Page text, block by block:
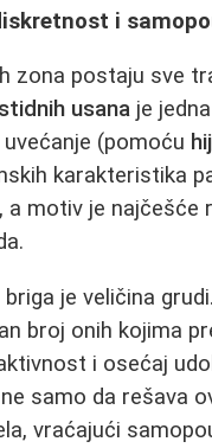
i
zona postaju sve
usana je
uvećanje (pomoću
karakteristika
motiv je
je veličina
broj onih kojima
i osećaj
samo da rešava
vraćajući